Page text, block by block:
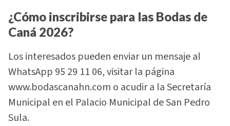
¿Cómo inscribirse para las Bodas de
Caná 2026?
Los interesados pueden enviar un mensaje al
WhatsApp 95 29 11 06, visitar la página
www.bodascanahn.com o acudir a la Secretaría
Municipal en el Palacio Municipal de San Pedro
Sula.